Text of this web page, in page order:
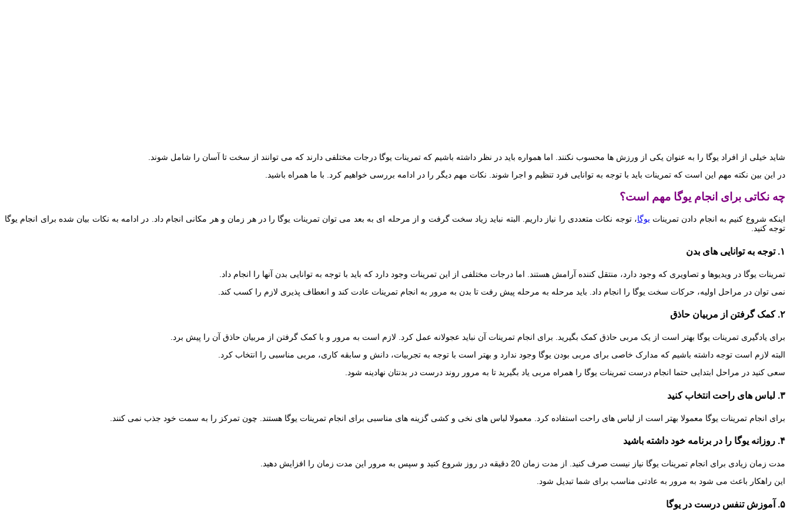
شاید خیلی از افراد یوگا را به عنوان یکی از ورزش ها محسوب نکنند. اما همواره باید در نظر داشته باشیم که تمرینات یوگا درجات مختلفی دارند که می توانند از سخت تا آسان را شامل شوند.
در این بین نکته مهم این است که تمرینات باید با توجه به توانایی فرد تنظیم و اجرا شوند. نکات مهم دیگر را در ادامه بررسی خواهیم کرد. با ما همراه باشید.
چه نکاتی برای انجام یوگا مهم است؟
اینکه شروع کنیم به انجام دادن تمرینات یوگا، توجه نکات متعددی را نیاز داریم. البته نباید زیاد سخت گرفت و از مرحله ای به بعد می توان تمرینات یوگا را در هر زمان و هر مکانی انجام داد. در ادامه به نکات بیان شده برای انجام یوگا
توجه کنید.
۱. توجه به توانایی های بدن
تمرینات یوگا در ویدیوها و تصاویری که وجود دارد، منتقل کننده آرامش هستند. اما درجات مختلفی از این تمرینات وجود دارد که باید با توجه به توانایی بدن آنها را انجام داد.
نمی توان در مراحل اولیه، حرکات سخت یوگا را انجام داد. باید مرحله به مرحله پیش رفت تا بدن به مرور به انجام تمرینات عادت کند و انعطاف پذیری لازم را کسب کند.
۲. کمک گرفتن از مربیان حاذق
برای یادگیری تمرینات یوگا بهتر است از یک مربی حاذق کمک بگیرید. برای انجام تمرینات آن نباید عجولانه عمل کرد. لازم است به مرور و با کمک گرفتن از مربیان حاذق آن را پیش برد.
البته لازم است توجه داشته باشیم که مدارک خاصی برای مربی بودن یوگا وجود ندارد و بهتر است با توجه به تجربیات، دانش و سابقه کاری، مربی مناسبی را انتخاب کرد.
سعی کنید در مراحل ابتدایی حتما انجام درست تمرینات یوگا را همراه مربی یاد بگیرید تا به مرور روند درست در بدنتان نهادینه شود.
۳. لباس های راحت انتخاب کنید
برای انجام تمرینات یوگا معمولا بهتر است از لباس های راحت استفاده کرد. معمولا لباس های نخی و کشی گزینه های مناسبی برای انجام تمرینات یوگا هستند. چون تمرکز را به سمت خود جذب نمی کنند.
۴. روزانه یوگا را در برنامه خود داشته باشید
مدت زمان زیادی برای انجام تمرینات یوگا نیاز نیست صرف کنید. از مدت زمان 20 دقیقه در روز شروع کنید و سپس به مرور این مدت زمان را افزایش دهید.
این راهکار باعث می شود به مرور به عادتی مناسب برای شما تبدیل شود.
۵. آموزش تنفس درست در یوگا